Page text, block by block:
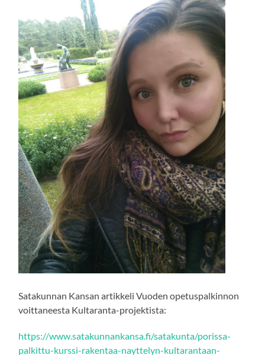
Satakunnan Kansan artikkeli Vuoden opetuspalkinnon
voittaneesta Kultaranta-projektista:
https://www.satakunnankansa.fi/satakunta/porissa-
palkittu-kurssi-rakentaa-nayttelyn-kultarantaan-